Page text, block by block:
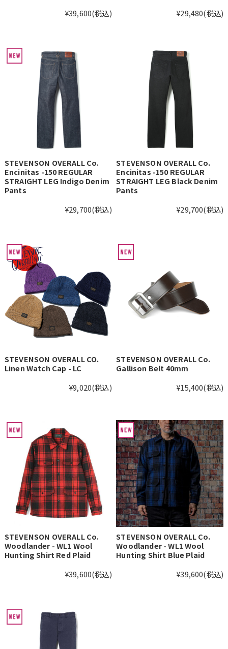
¥39,600(税込)
¥29,480(税込)
STEVENSON OVERALL Co.
Encinitas -150 REGULAR
STRAIGHT LEG Indigo Denim
Pants
¥29,700(税込)
STEVENSON OVERALL Co.
Encinitas -150 REGULAR
STRAIGHT LEG Black Denim
Pants
¥29,700(税込)
STEVENSON OVERALL CO.
Linen Watch Cap - LC
¥9,020(税込)
STEVENSON OVERALL Co.
Gallison Belt 40mm
¥15,400(税込)
STEVENSON OVERALL Co.
Woodlander - WL1 Wool
Hunting Shirt Red Plaid
¥39,600(税込)
STEVENSON OVERALL Co.
Woodlander - WL1 Wool
Hunting Shirt Blue Plaid
¥39,600(税込)